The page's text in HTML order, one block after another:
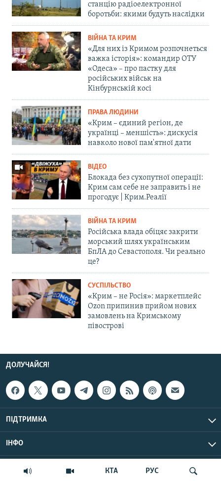
КТА РУС
станцію радіоелектронної
боротьби: якими будуть наслідки
ВІЙНА ТА КРИМ
«Для них із Кримом розпочнеться
важка історія»: командир ОТУ
«Одеса» – про пастку для
російських військ на
Кінбурнській косі
ПРАВА ЛЮДИНИ
«Крим – єдиний регіон, де
українці – меншість»: дискусія
навколо нової пам'ятної дати
ВІДЕО
Блокада без сухопутної операції:
Крим сам себе не заправить і не
прогодує | Крим.Реалії
ВІЙНА ТА КРИМ
Російська влада обіцяє закрити
морський шлях українським
БпЛА до Севастополя. Чи реально
це?
СУСПІЛЬСТВО
«Крим – не Росія»: маркетплейс
Ozon припинив прийом нових
замовлень на Кримському
півострові
ДОЛУЧАЙСЯ!
ПІДТРИМКА
ІНФО
© Крим.Реалії, 2026 | Усі права застережено.